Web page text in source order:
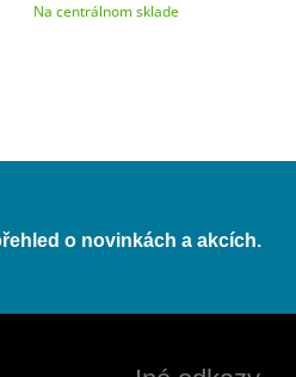
Na centrálnom sklade
o novinkách a akcích.